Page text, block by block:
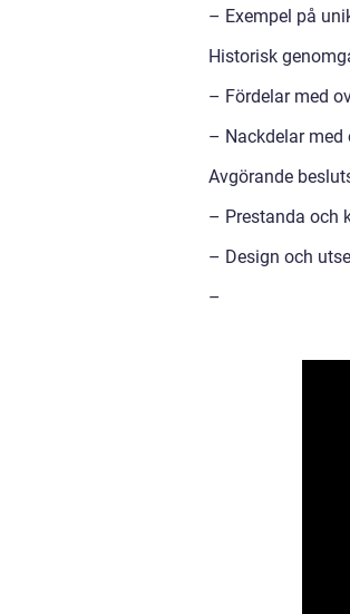
– Exempel på
Historisk
– Fördelar med
– Nackdelar
Avgörande
– Prestanda och
– Design och
–